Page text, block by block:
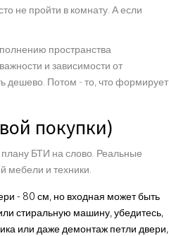
не пройти в комнату. А если
пространства
и зависимости от
дешево. Потом - то, что формирует
покупки)
плану БТИ на слово. Реальные
мебели и техники.
- 80 см, но входная может быть
стиральную машину, убедитесь,
или даже демонтаж петли двери,